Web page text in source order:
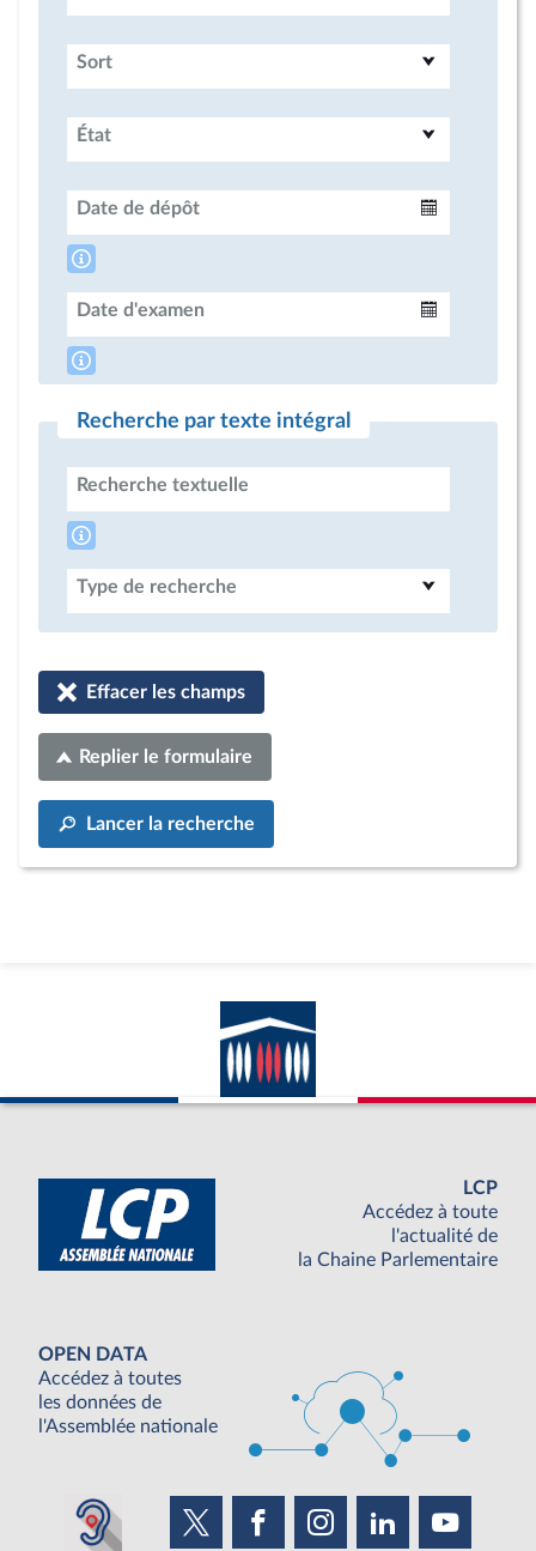
Sort
État
Date de dépôt
Date d'examen
Recherche par texte intégral
Recherche textuelle
Type de recherche
Effacer les champs
Replier le formulaire
Lancer la recherche
LCP
Accédez à toute
l'actualité de
la Chaine Parlementaire
OPEN DATA
Accédez à toutes
les données de
l'Assemblée nationale